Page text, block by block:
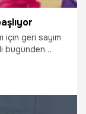
için geri sayım
bugünden
ve uyum
5 Eylül'de okul